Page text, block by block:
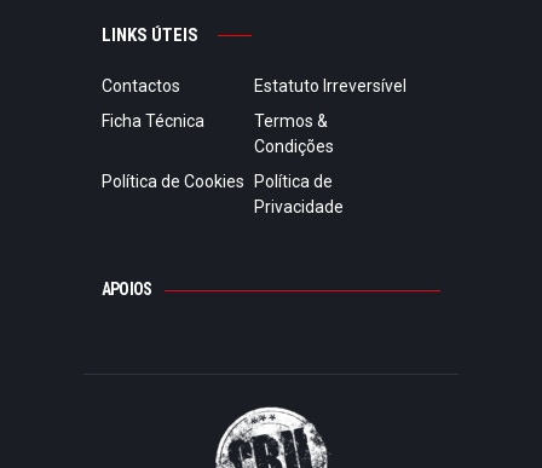
LINKS ÚTEIS
Contactos
Estatuto Irreversível
Ficha Técnica
Termos &
Condições
Política de Cookies
Política de
Privacidade
APOIOS